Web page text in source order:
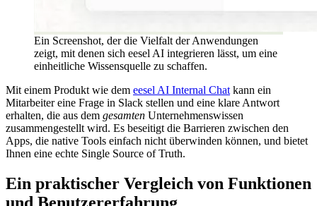
Ein Screenshot, der die Vielfalt der Anwendungen
zeigt, mit denen sich eesel AI integrieren lässt, um eine
einheitliche Wissensquelle zu schaffen.
Mit einem Produkt wie dem eesel AI Internal Chat kann ein
Mitarbeiter eine Frage in Slack stellen und eine klare Antwort
erhalten, die aus dem gesamten Unternehmenswissen
zusammengestellt wird. Es beseitigt die Barrieren zwischen den
Apps, die native Tools einfach nicht überwinden können, und bietet
Ihnen eine echte Single Source of Truth.
Ein praktischer Vergleich von Funktionen
und Benutzererfahrung